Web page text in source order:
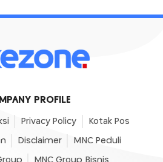
PROFILE
Privacy Policy Kotak Pos
Disclaimer MNC Peduli